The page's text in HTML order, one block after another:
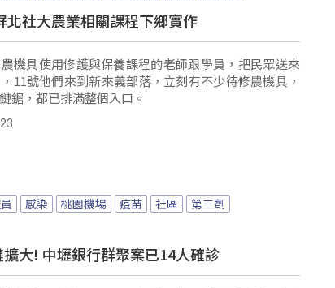
北社大農業相關課程下鄉實作
機具使用修護與保養課程的老師跟學員，把民眾送來
11號他們來到新來義部落，立刻有不少待修農機具，
鋸，都已排滿整個入口。
感染 桃園機場 疫苗 社區
第三劑
大! 中壢銀行群聚案已14人確診